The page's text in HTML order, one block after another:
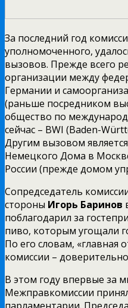
За последний год
уполномоченного,
вызовов. Прежде всего
организации между
Германии и
(раньше посредником
общество по
сейчас – BWI (Baden-
Другим вызовом
Немецкого Дома в
России (прежде домом
Сопредседатель
стороны Игорь Баринов
поблагодарил за
пиво, которым угощали
По его словам, «главная
комиссии –
В этом году впервые за
Межправкомиссии